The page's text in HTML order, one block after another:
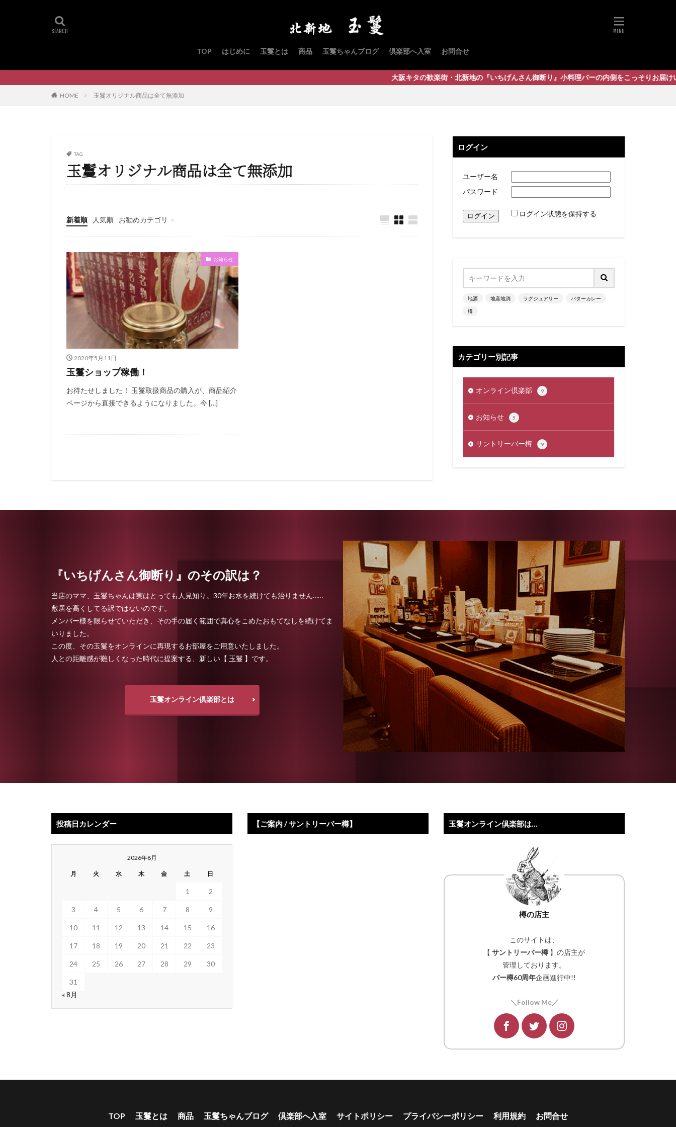
TOP はじめに 玉鬘とは 商品 玉鬘ちゃんブログ 倶楽部へ入室 お問合せ
大阪キタの歓楽街・北新地の『いちげんさん御断り』小料理バーの内側をこっそりお届けいたします
HOME 玉鬘オリジナル商品は全て無添加
TAG
玉鬘オリジナル商品は全て無添加
新着順 人気順
お勧めカテゴリ
オンライン倶楽部
お知らせ
2020年5月11日
玉鬘ショップ稼働！
お待たせしました！ 玉鬘取扱商品の購入が、商品紹介
ページから直接できるようになりました。今 […]
ログイン
ユーザー名
パスワード
ログイン状態を保持する
地酒 地産地消 ラグジュアリー バターカレー
樽
カテゴリー別記事
オンライン倶楽部 9
お知らせ 5
サントリーバー樽 9
『いちげんさん御断り』のその訳は？
当店のママ、玉鬘ちゃんは実はとっても人見知り。30年お水を続けても治りません……
敷居を高くしてる訳ではないのです。
メンバー様を限らせていただき、その手の届く範囲で真心をこめたおもてなしを続けてま
いりました。
この度、その玉鬘をオンラインに再現するお部屋をご用意いたしました。
人との距離感が難しくなった時代に提案する、新しい【 玉鬘 】です。
玉鬘オンライン倶楽部とは
投稿日カレンダー
2026年8月
月 火 水 木 金 土 日
1 2
3 4 5 6 7 8 9
10 11 12 13 14 15 16
17 18 19 20 21 22 23
24 25 26 27 28 29 30
31
« 8月
【ご案内 / サントリーバー樽】 玉鬘オンライン倶楽部は…
樽の店主
このサイトは、
【 サントリーバー樽 】の店主が
管理しております。
バー樽60周年企画進行中!!
＼Follow Me／
TOP 玉鬘とは 商品 玉鬘ちゃんブログ 倶楽部へ入室 サイトポリシー プライバシーポリシー 利用規約 お問合せ